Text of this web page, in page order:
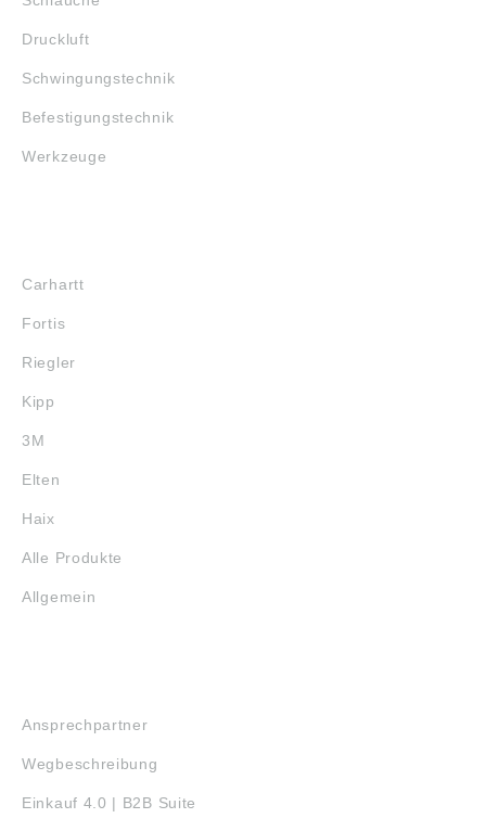
Druckluft
Schwingungstechnik
Befestigungstechnik
Werkzeuge
Carhartt
Fortis
Riegler
Kipp
3M
Elten
Haix
Alle Produkte
Allgemein
Ansprechpartner
Wegbeschreibung
Einkauf 4.0 | B2B Suite